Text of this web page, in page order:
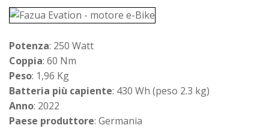
Potenza: 250 Watt
Coppia: 60 Nm
Peso: 1,96 Kg
Batteria più capiente: 430 Wh (peso 2.3 kg)
Anno: 2022
Paese produttore: Germania